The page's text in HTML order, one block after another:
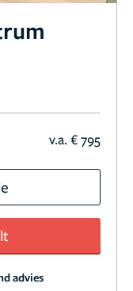
v.a. € 795
advies